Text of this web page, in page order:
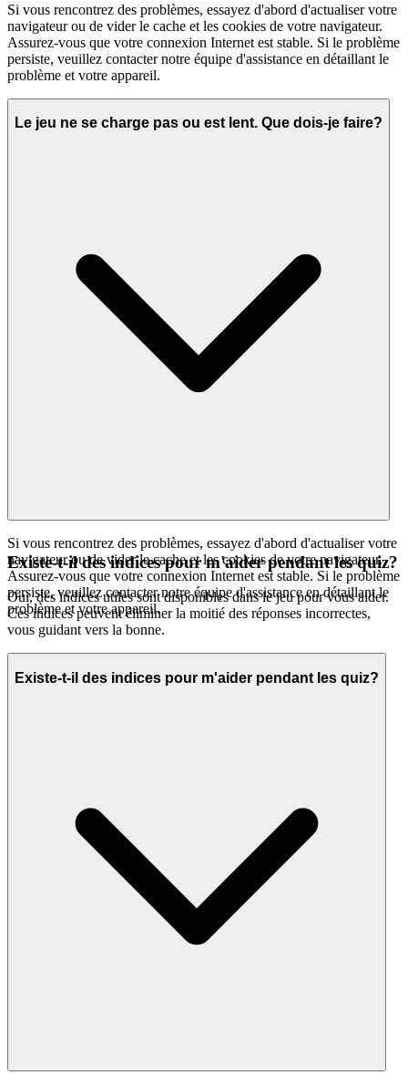
Si vous rencontrez des problèmes, essayez d'abord d'actualiser votre
navigateur ou de vider le cache et les cookies de votre navigateur.
Assurez-vous que votre connexion Internet est stable. Si le problème
persiste, veuillez contacter notre équipe d'assistance en détaillant le
problème et votre appareil.
Le jeu ne se charge pas ou est lent. Que dois-je faire?
Si vous rencontrez des problèmes, essayez d'abord d'actualiser votre
navigateur ou de vider le cache et les cookies de votre navigateur.
Assurez-vous que votre connexion Internet est stable. Si le problème
persiste, veuillez contacter notre équipe d'assistance en détaillant le
problème et votre appareil.
Existe-t-il des indices pour m'aider pendant les quiz?
Oui, des indices utiles sont disponibles dans le jeu pour vous aider.
Ces indices peuvent éliminer la moitié des réponses incorrectes,
vous guidant vers la bonne.
Existe-t-il des indices pour m'aider pendant les quiz?